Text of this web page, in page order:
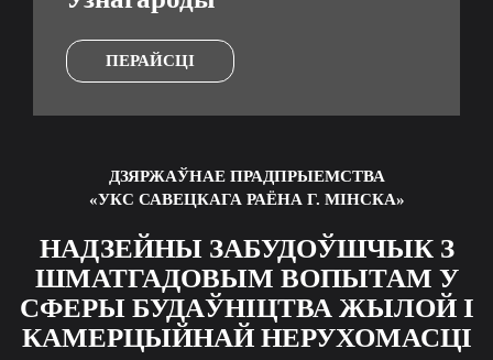
ПЕРАЙСЦІ
ДЗЯРЖАЎНАЕ ПРАДПРЫЕМСТВА
«УКС САВЕЦКАГА РАЁНА Г. МІНСКА»
НАДЗЕЙНЫ ЗАБУДОЎШЧЫК З
ШМАТГАДОВЫМ ВОПЫТАМ У
СФЕРЫ БУДАЎНІЦТВА ЖЫЛОЙ І
КАМЕРЦЫЙНАЙ НЕРУХОМАСЦІ